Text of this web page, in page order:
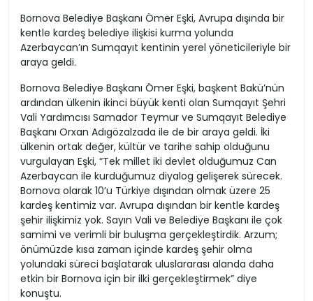
Bornova Belediye Başkanı Ömer Eşki, Avrupa dışında bir
kentle kardeş belediye ilişkisi kurma yolunda
Azerbaycan’ın Sumqayıt kentinin yerel yöneticileriyle bir
araya geldi.
Bornova Belediye Başkanı Ömer Eşki, başkent Bakü’nün
ardından ülkenin ikinci büyük kenti olan Sumqayıt Şehri
Vali Yardımcısı Samador Teymur ve Sumqayıt Belediye
Başkanı Orxan Adıgözalzada ile de bir araya geldi. İki
ülkenin ortak değer, kültür ve tarihe sahip olduğunu
vurgulayan Eşki, “Tek millet iki devlet olduğumuz Can
Azerbaycan ile kurduğumuz diyalog gelişerek sürecek.
Bornova olarak 10’u Türkiye dışından olmak üzere 25
kardeş kentimiz var. Avrupa dışından bir kentle kardeş
şehir ilişkimiz yok. Sayın Vali ve Belediye Başkanı ile çok
samimi ve verimli bir buluşma gerçekleştirdik. Arzum;
önümüzde kısa zaman içinde kardeş şehir olma
yolundaki süreci başlatarak uluslararası alanda daha
etkin bir Bornova için bir ilki gerçekleştirmek” diye
konuştu.